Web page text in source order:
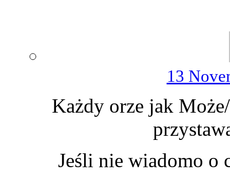
13
Każdy orze jak
Jeśli nie wiadomo o